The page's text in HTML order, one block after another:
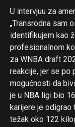
U intervjuu za
„Transrodna sam
identifikujem kao
profesionalnom
za WNBA draft
reakcije, jer se po
mogućnosti da
je u NBA ligi bio
karijere je odigrao
težak oko 122